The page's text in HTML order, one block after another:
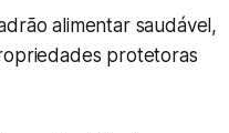
alimentar saudável,
protetoras